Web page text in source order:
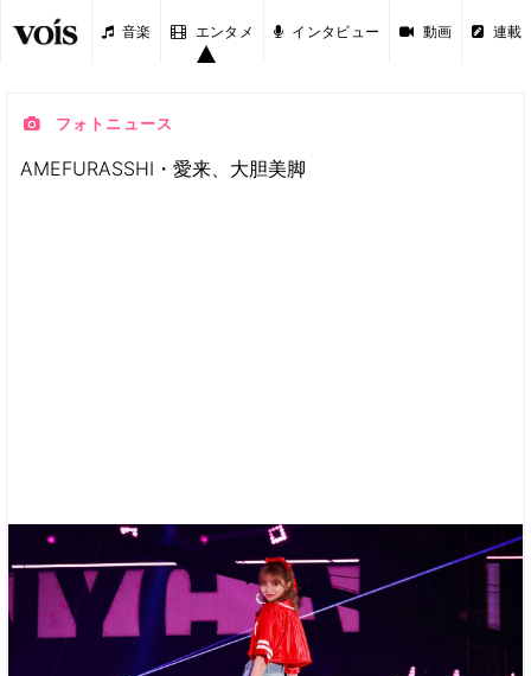
音楽 エンタメ インタビュー 動画 連載
フォトニュース
AMEFURASSHI・愛来、大胆美脚